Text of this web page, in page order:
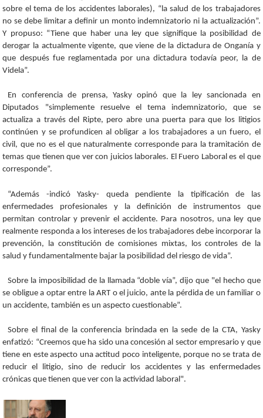
sobre el tema de los accidentes laborales), “la salud de los trabajadores
no se debe limitar a definir un monto indemnizatorio ni la actualización”.
Y propuso: “Tiene que haber una ley que signifique la posibilidad de
derogar la actualmente vigente, que viene de la dictadura de Onganía y
que después fue reglamentada por una dictadura todavía peor, la de
Videla”.
En conferencia de prensa, Yasky opinó que la ley sancionada en
Diputados "simplemente resuelve el tema indemnizatorio, que se
actualiza a través del Ripte, pero abre una puerta para que los litigios
continúen y se profundicen al obligar a los trabajadores a un fuero, el
civil, que no es el que naturalmente corresponde para la tramitación de
temas que tienen que ver con juicios laborales. El Fuero Laboral es el que
corresponde”.
“Además -indicó Yasky- queda pendiente la tipificación de las
enfermedades profesionales y la definición de instrumentos que
permitan controlar y prevenir el accidente. Para nosotros, una ley que
realmente responda a los intereses de los trabajadores debe incorporar la
prevención, la constitución de comisiones mixtas, los controles de la
salud y fundamentalmente bajar la posibilidad del riesgo de vida”.
Sobre la imposibilidad de la llamada “doble vía”, dijo que "el hecho que
se obligue a optar entre la ART o el juicio, ante la pérdida de un familiar o
un accidente, también es un aspecto cuestionable”.
Sobre el final de la conferencia brindada en la sede de la CTA, Yasky
enfatizó: “Creemos que ha sido una concesión al sector empresario y que
tiene en este aspecto una actitud poco inteligente, porque no se trata de
reducir el litigio, sino de reducir los accidentes y las enfermedades
crónicas que tienen que ver con la actividad laboral".